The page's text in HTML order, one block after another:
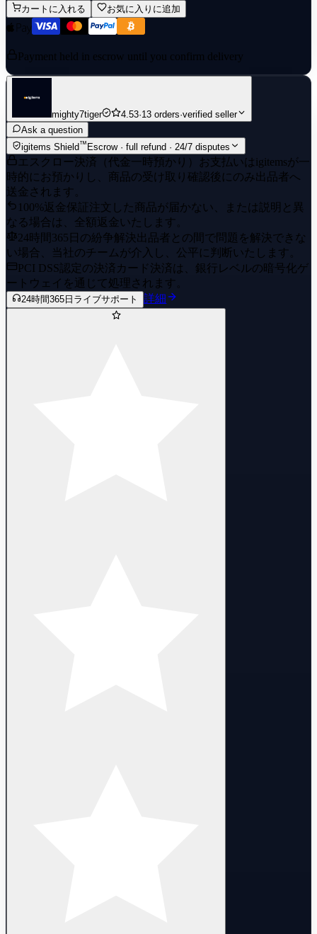
カートに入れる
お気に入りに追加
Payment held in escrow until you confirm delivery
mighty7tiger 4.53·13 orders·verified seller
Ask a question
igitems Shield™ Escrow · full refund · 24/7 disputes
エスクロー決済（代金一時預かり）
お支払いはigitemsが一
時的にお預かりし、商品の受け取り確認後にのみ出品者へ
送金されます。
100%返金保証 注文した商品が届かない、または説明と異
なる場合は、全額返金いたします。
24時間365日の紛争解決出品者との間で問題を解決できな
い場合、当社のチームが介入し、公平に判断いたします。
PCI DSS認定の決済 カード決済は、銀行レベルの暗号化ゲ
ートウェイを通じて処理されます。
24時間365日ライブサポート 詳細